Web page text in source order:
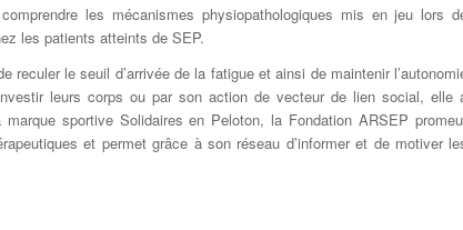
les mécanismes physiopathologiques mis en jeu lors
les patients atteints de SEP.
reculer le seuil d’arrivée de la fatigue et ainsi de maintenir
leurs corps ou par son action de vecteur de lien social, elle
sportive Solidaires en Peloton, la Fondation ARSEP
et permet grâce à son réseau d’informer et de motiver